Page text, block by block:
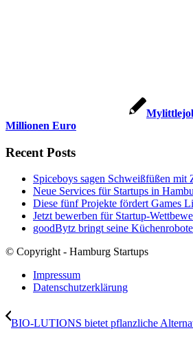
Millionen Euro
Recent Posts
Spiceboys sagen Schweißfüßen mit
Neue Services für Startups in
Diese fünf Projekte fördert Games
Jetzt bewerben für Startup-
goodBytz bringt seine
© Copyright - Hamburg Startups
Impressum
Datenschutzerklärung
BIO-LUTIONS bietet pflanzliche